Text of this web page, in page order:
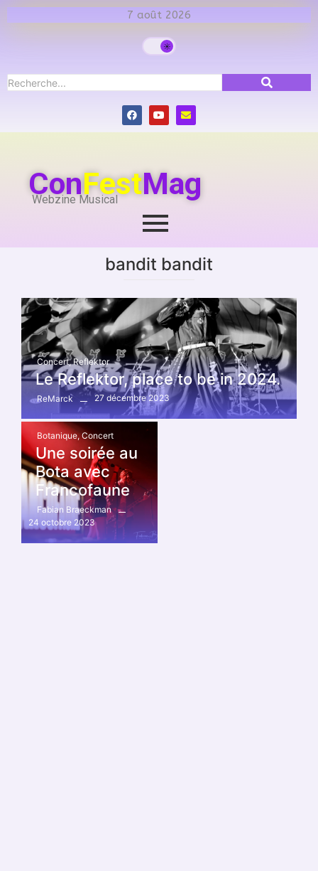
7 août 2026
ConFestMag
Webzine Musical
bandit bandit
Concert, Reflektor
Le Reflektor, place to be in 2024.
ReMarck 27 décembre 2023
Botanique, Concert
Une soirée au
Bota avec
Francofaune
Fabian Braeckman
24 octobre 2023